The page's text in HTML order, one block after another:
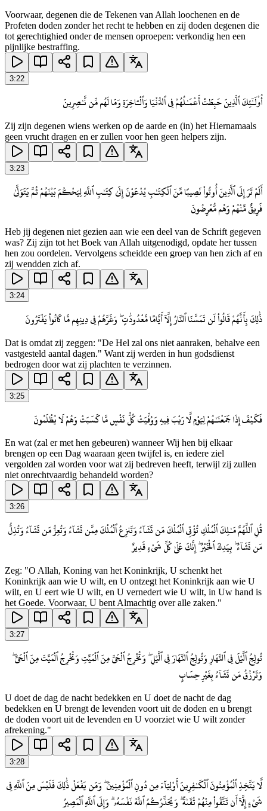
Voorwaar, degenen die de Tekenen van Allah loochenen en de
Profeten doden zonder het recht te hebben en zij doden degenen die
tot gerechtighied onder de mensen oproepen: verkondig hen een
pijnlijke bestraffing.
3:22
أُو۟لَـٰٓئِكَ ٱلَّذِينَ حَبِطَتْ أَعْمَـٰلُهُمْ فِى ٱلدُّنْيَا وَٱلْـَٔاخِرَةِ وَمَا لَهُم مِّن نَّـٰصِرِينَ
Zij zijn degenen wiens werken op de aarde en (in) het Hiernamaals
geen vrucht dragen en er zullen voor hen geen helpers zijn.
3:23
أَلَمْ تَرَ إِلَى ٱلَّذِينَ أُوتُوا۟ نَصِيبًا مِّنَ ٱلْكِتَـٰبِ يُدْعَوْنَ إِلَىٰ كِتَـٰبِ ٱللَّهِ لِيَحْكُمَ بَيْنَهُمْ ثُمَّ يَتَوَلَّىٰ
فَرِيقٌ مِّنْهُمْ وَهُم مُّعْرِضُونَ
Heb jij degenen niet gezien aan wie een deel van de Schrift gegeven
was? Zij zijn tot het Boek van Allah uitgenodigd, opdate her tussen
hen zou oordelen. Vervolgens scheidde een groep van hen zich af en
zij wendden zich af.
3:24
ذَٰلِكَ بِأَنَّهُمْ قَالُوا۟ لَن تَمَسَّنَا ٱلنَّارُ إِلَّآ أَيَّامًا مَّعْدُودَٰتٍ ۖ وَغَرَّهُمْ فِى دِينِهِم مَّا كَانُوا۟ يَفْتَرُونَ
Dat is omdat zij zeggen: "De Hel zal ons niet aanraken, behalve een
vastgesteld aantal dagen." Want zij werden in hun godsdienst
bedrogen door wat zij plachten te verzinnen.
3:25
فَكَيْفَ إِذَا جَمَعْنَـٰهُمْ لِيَوْمٍ لَّا رَيْبَ فِيهِ وَوُفِّيَتْ كُلُّ نَفْسٍ مَّا كَسَبَتْ وَهُمْ لَا يُظْلَمُونَ
En wat (zal er met hen gebeuren) wanneer Wij hen bij elkaar
brengen op een Dag waaraan geen twijfel is, en iedere ziel
vergolden zal worden voor wat zij bedreven heeft, terwijl zij zullen
niet onrechtvaardig behandeld worden?
3:26
قُلِ ٱللَّهُمَّ مَـٰلِكَ ٱلْمُلْكِ تُؤْتِى ٱلْمُلْكَ مَن تَشَآءُ وَتَنزِعُ ٱلْمُلْكَ مِمَّن تَشَآءُ وَتُعِزُّ مَن تَشَآءُ وَتُذِلُّ
مَن تَشَآءُ ۖ بِيَدِكَ ٱلْخَيْرُ ۖ إِنَّكَ عَلَىٰ كُلِّ شَىْءٍ قَدِيرٌ
Zeg: "O Allah, Koning van het Koninkrijk, U schenkt het
Koninkrijk aan wie U wilt, en U ontzegt het Koninkrijk aan wie U
wilt, en U eert wie U wilt, en U vernedert wie U wilt, in Uw hand is
het Goede. Voorwaar, U bent Almachtig over alle zaken."
3:27
تُولِجُ ٱلَّيْلَ فِى ٱلنَّهَارِ وَتُولِجُ ٱلنَّهَارَ فِى ٱلَّيْلِ ۖ وَتُخْرِجُ ٱلْحَىَّ مِنَ ٱلْمَيِّتِ وَتُخْرِجُ ٱلْمَيِّتَ مِنَ ٱلْحَىِّ ۖ
وَتَرْزُقُ مَن تَشَآءُ بِغَيْرِ حِسَابٍ
U doet de dag de nacht bedekken en U doet de nacht de dag
bedekken en U brengt de levenden voort uit de doden en u brengt
de doden voort uit de levenden en U voorziet wie U wilt zonder
afrekening."
3:28
لَّا يَتَّخِذِ ٱلْمُؤْمِنُونَ ٱلْكَـٰفِرِينَ أَوْلِيَآءَ مِن دُونِ ٱلْمُؤْمِنِينَ ۖ وَمَن يَفْعَلْ ذَٰلِكَ فَلَيْسَ مِنَ ٱللَّهِ فِى
شَىْءٍ إِلَّآ أَن تَتَّقُوا۟ مِنْهُمْ تُقَىٰةً ۗ وَيُحَذِّرُكُمُ ٱللَّهُ نَفْسَهُۥ ۗ وَإِلَى ٱللَّهِ ٱلْمَصِيرُ